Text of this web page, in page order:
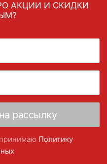
АКЦИИ И СКИДКИ
Политику